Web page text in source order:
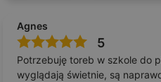
Agnes
5
Potrzebuję toreb w szkole do
wyglądają świetnie, są